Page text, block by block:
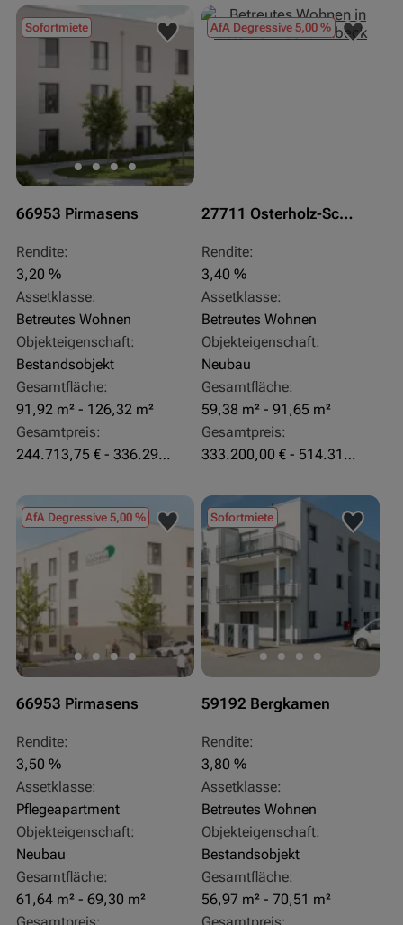
Sofortmiete
66953 Pirmasens
Rendite:
3,20 %
Assetklasse:
Betreutes Wohnen
Objekteigenschaft:
Bestandsobjekt
Gesamtfläche:
91,92 m² - 126,32 m²
Gesamtpreis:
244.713,75 € - 336.292 €
AfA Degressive 5,00 %
27711 Osterholz-Scharmbeck
Rendite:
3,40 %
Assetklasse:
Betreutes Wohnen
Objekteigenschaft:
Neubau
Gesamtfläche:
59,38 m² - 91,65 m²
Gesamtpreis:
333.200,00 € - 514.310,00 €
AfA Degressive 5,00 %
66953 Pirmasens
Rendite:
3,50 %
Assetklasse:
Pflegeapartment
Objekteigenschaft:
Neubau
Gesamtfläche:
61,64 m² - 69,30 m²
Sofortmiete
59192 Bergkamen
Rendite:
3,80 %
Assetklasse:
Betreutes Wohnen
Objekteigenschaft:
Bestandsobjekt
Gesamtfläche:
56,97 m² - 70,51 m²